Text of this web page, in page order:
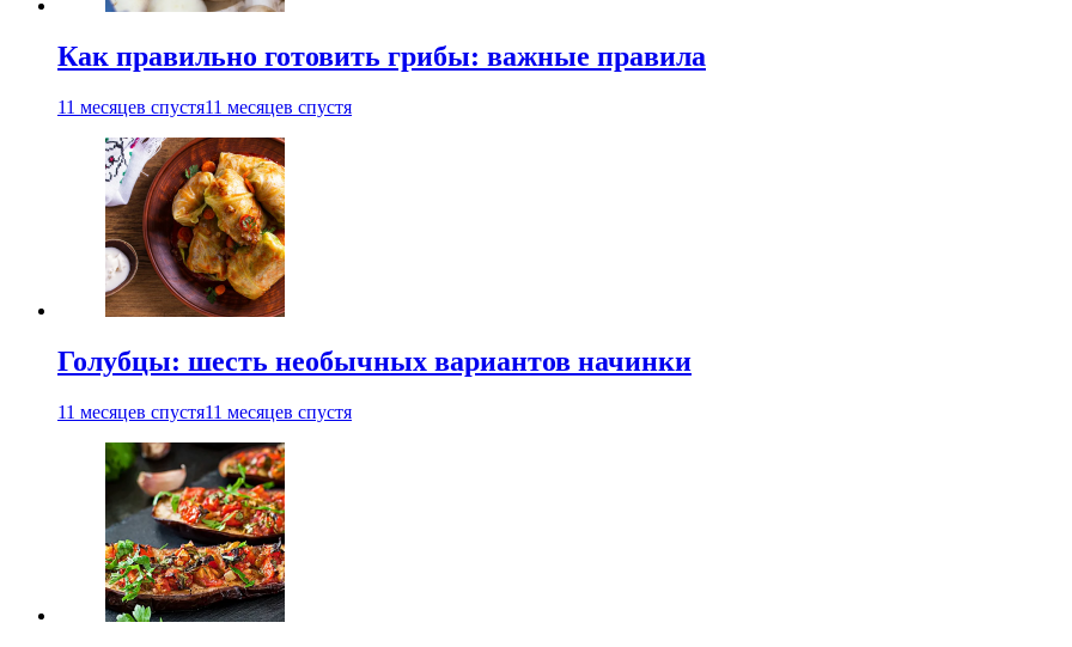
Как правильно готовить грибы: важные правила
11 месяцев спустя11 месяцев спустя
Голубцы: шесть необычных вариантов начинки
11 месяцев спустя11 месяцев спустя